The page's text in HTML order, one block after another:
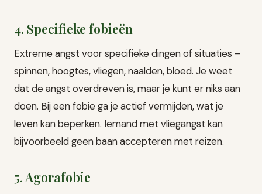
4. Specifieke fobieën
Extreme angst voor specifieke dingen of situaties –
spinnen, hoogtes, vliegen, naalden, bloed. Je weet
dat de angst overdreven is, maar je kunt er niks aan
doen. Bij een fobie ga je actief vermijden, wat je
leven kan beperken. Iemand met vliegangst kan
bijvoorbeeld geen baan accepteren met reizen.
5. Agorafobie